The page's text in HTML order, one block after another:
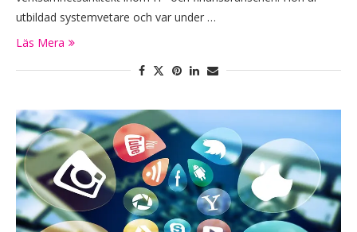
utbildad systemvetare och var under …
Läs Mera